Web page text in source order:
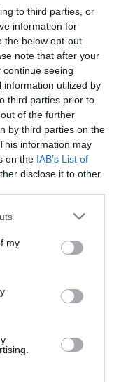
to third parties, or
information for
the below opt-out
note that after your
seeing
information utilized by
third parties prior to
of the further
by third parties on the
information may
on the IAB’s List of
disclose it to other
my
toate alegerile generale
fie pentru numere (așa
emoția generată (cum a
>>> Case la 1 EURO
AUR Nu e […]MORE
întorși din